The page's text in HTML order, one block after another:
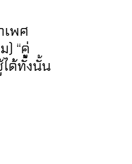
เพศ
) “คู่
ด้ทั้งนั้น